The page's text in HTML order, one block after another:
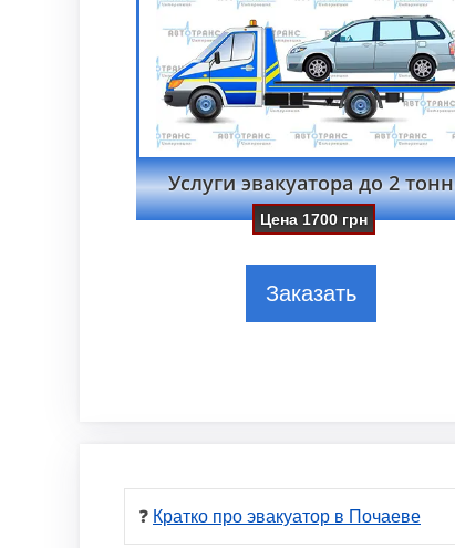
Услуги эвакуатора до 2 тонн
Цена 1700 грн
Заказать
❓ Кратко про эвакуатор в Почаеве